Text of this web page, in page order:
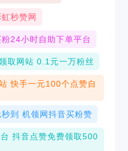
秒赞网
24小时自助下单平台
取网站 0.1元一万粉丝
快手一元100个点赞自
到 机领网抖音买粉赞
抖音点赞免费领取500